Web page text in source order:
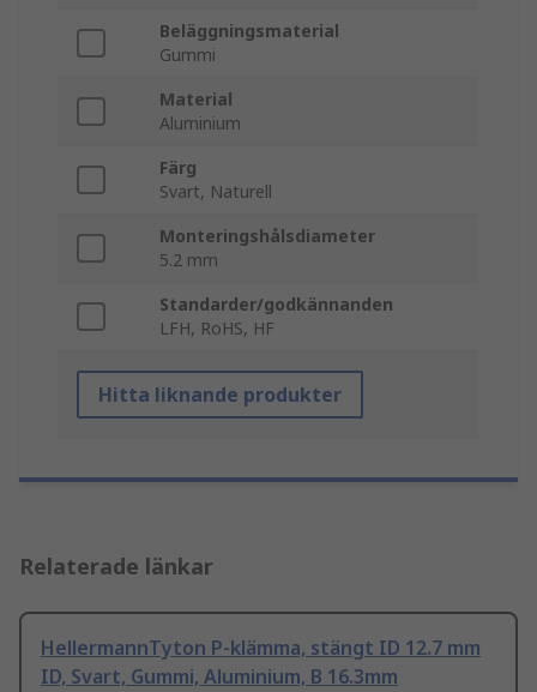
Beläggningsmaterial
Gummi
Material
Aluminium
Färg
Svart, Naturell
Monteringshålsdiameter
5.2 mm
Standarder/godkännanden
LFH, RoHS, HF
Hitta liknande produkter
Relaterade länkar
HellermannTyton P-klämma, stängt ID 12.7 mm
ID, Svart, Gummi, Aluminium, B 16.3mm